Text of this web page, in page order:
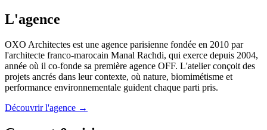
L'agence
OXO Architectes est une agence parisienne fondée en 2010 par
l'architecte franco-marocain Manal Rachdi, qui exerce depuis 2004,
année où il co-fonde sa première agence OFF. L'atelier conçoit des
projets ancrés dans leur contexte, où nature, biomimétisme et
performance environnementale guident chaque parti pris.
Découvrir l'agence →